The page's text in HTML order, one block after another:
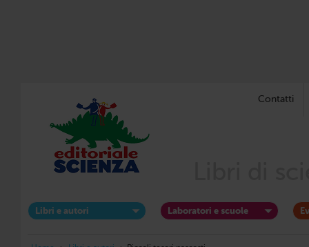
Contatti
Libri e autori Laboratori e scuole